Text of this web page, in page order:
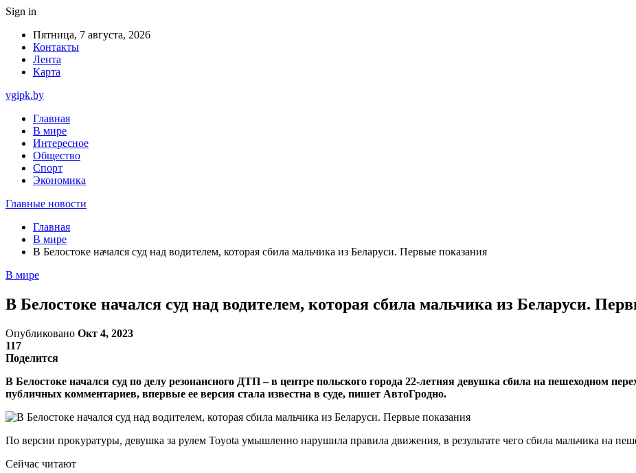
Sign in
Пятница, 7 августа, 2026
Контакты
Лента
Карта
vgipk.by
Главная
В мире
Интересное
Общество
Спорт
Экономика
Главные новости
Главная
В мире
В Белостоке начался суд над водителем, которая сбила мальчика из Беларуси. Первые показания
В мире
В Белостоке начался суд над водителем, которая сбила мальчика из Беларуси.
Опубликовано Окт 4, 2023
117
Поделится
В Белостоке начался суд по делу резонансного ДТП – в центре польского города 22-летняя девушка сбила на пешеходном
публичных комментариев, впервые ее версия стала известна в суде, пишет АвтоГродно.
По версии прокуратуры, девушка за рулем Toyota умышленно нарушила правила движения, в результате чего сбила мальчика на
Сейчас читают